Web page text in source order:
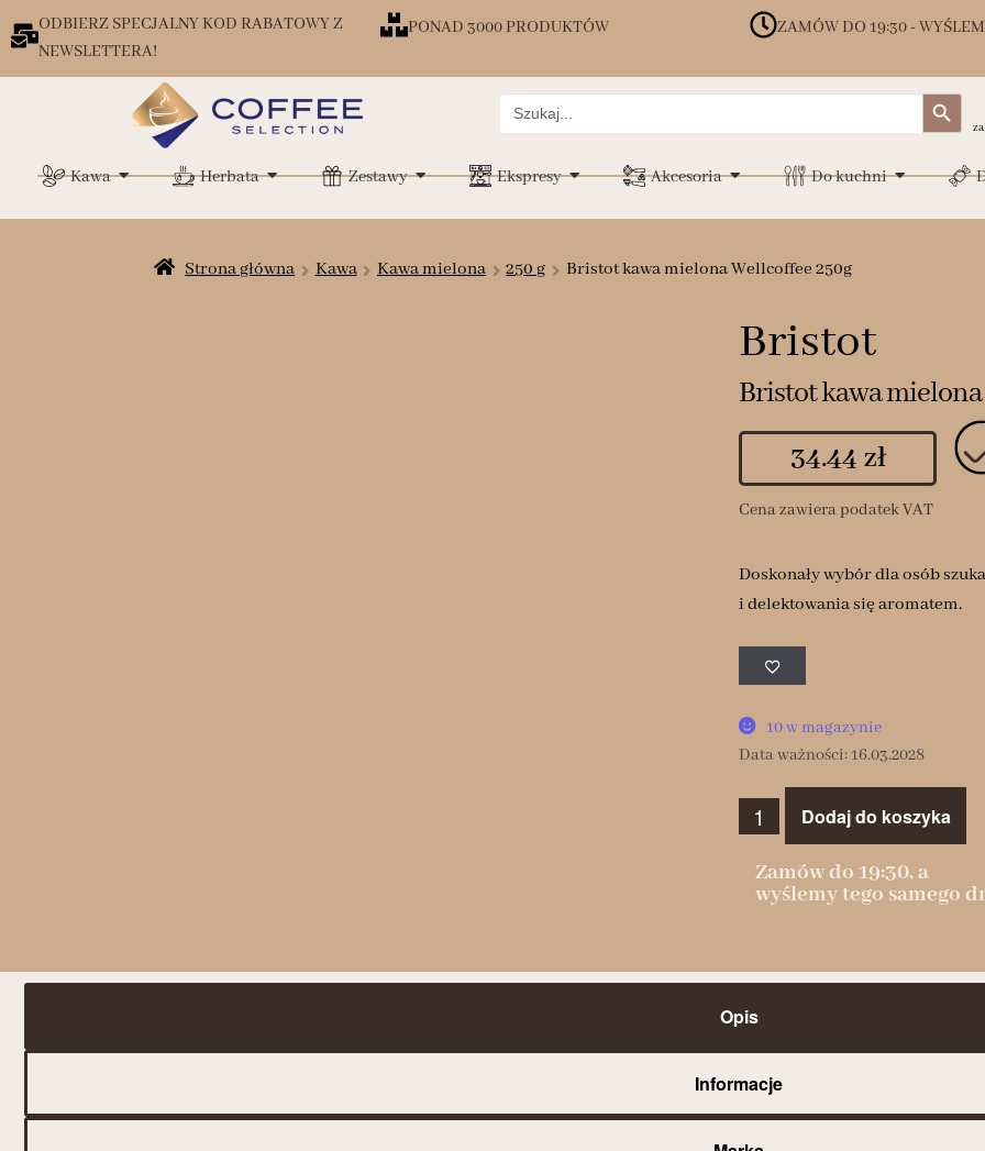
ODBIERZ SPECJALNY KOD RABATOWY Z
NEWSLETTERA!
PONAD 3000 PRODUKTÓW ZAMÓW DO 19:30 -
Search
for:
Search Button
Kawa Herbata Zestawy Ekspresy Akcesoria Do kuchni
Strona główna Kawa Kawa mielona 250 g Bristot kawa mielona Wellcoffee 250g
Bristot
Bristot kawa
34.44 zł
Cena zawiera podatek VAT
Doskonały wybór dla osób
i delektowania się aromatem.
10 w magazynie
Data ważności: 16.03.2028
Dodaj do koszyka
Zamów do 19:30, a
wyślemy tego samego
Opis
Informacje